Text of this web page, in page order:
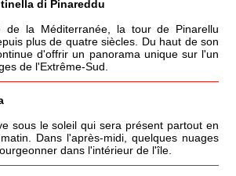
di Pinareddu
de la Méditerranée, la tour de Pinarellu
plus de quatre siècles. Du haut de son
d'offrir un panorama unique sur l'un
de l'Extrême-Sud.
sous le soleil qui sera présent partout en
Dans l'après-midi, quelques nuages
dans l'intérieur de l'île.